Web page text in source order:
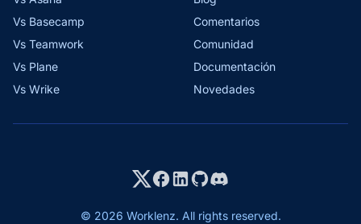
Vs Basecamp
Vs Teamwork
Vs Plane
Vs Wrike
Comentarios
Comunidad
Documentación
Novedades
© 2026 Worklenz. All rights reserved.